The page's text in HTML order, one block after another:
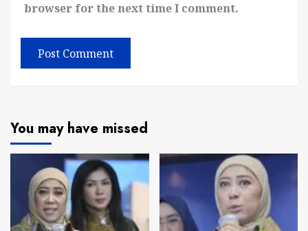
browser for the next time I comment.
You may have missed